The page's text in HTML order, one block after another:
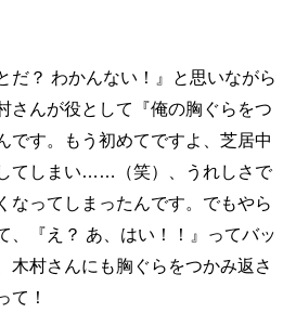
だ？ わかんない！』と思いながら
さんが役として『俺の胸ぐらをつ
です。もう初めてですよ、芝居中
てしまい……（笑）、うれしさで
なってしまったんです。でもやら
、『え？ あ、はい！！』ってバッ
木村さんにも胸ぐらをつかみ返さ
て！